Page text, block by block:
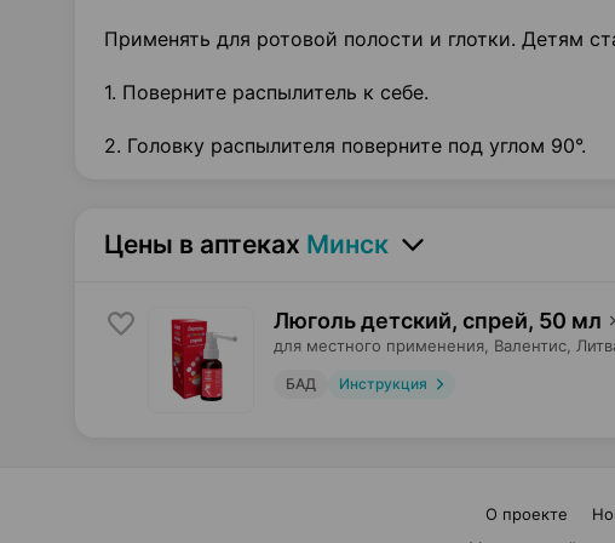
Применять для ротовой полости и глотки. Детям
1. Поверните распылитель к себе.
2. Головку распылителя поверните под углом 90°.
Цены в аптеках Минск
Люголь детский, спрей, 50 мл
для местного применения, Валентис ,
БАД Инструкция
О проекте